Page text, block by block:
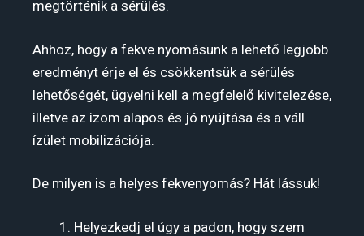
megtörténik a sérülés.
Ahhoz, hogy a fekve nyomásunk a lehető legjobb
eredményt érje el és csökkentsük a sérülés
lehetőségét, ügyelni kell a megfelelő kivitelezése,
illetve az izom alapos és jó nyújtása és a váll
ízület mobilizációja.
De milyen is a helyes fekvenyomás? Hát lássuk!
Helyezkedj el úgy a padon, hogy szem